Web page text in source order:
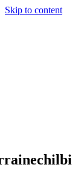
Skip to content